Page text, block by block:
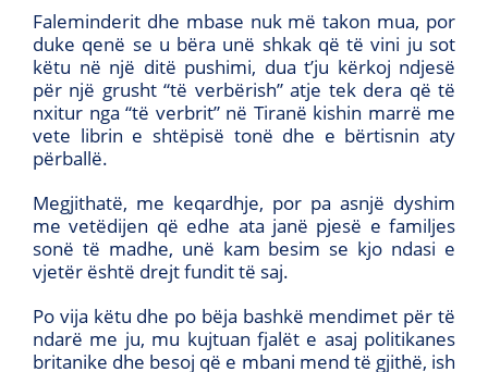
Faleminderit dhe mbase nuk më takon mua, por
duke qenë se u bëra unë shkak që të vini ju sot
këtu në një ditë pushimi, dua t’ju kërkoj ndjesë
për një grusht “të verbërish” atje tek dera që të
nxitur nga “të verbrit” në Tiranë kishin marrë me
vete librin e shtëpisë tonë dhe e bërtisnin aty
përballë.
Megjithatë, me keqardhje, por pa asnjë dyshim
me vetëdijen që edhe ata janë pjesë e familjes
sonë të madhe, unë kam besim se kjo ndasi e
vjetër është drejt fundit të saj.
Po vija këtu dhe po bëja bashkë mendimet për të
ndarë me ju, mu kujtuan fjalët e asaj politikanes
britanike dhe besoj që e mbani mend të gjithë, ish